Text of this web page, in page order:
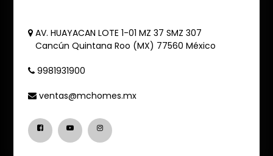
AV. HUAYACAN LOTE 1-01 MZ 37 SMZ 307
Cancún Quintana Roo (MX) 77560 México
9981931900
ventas@mchomes.mx